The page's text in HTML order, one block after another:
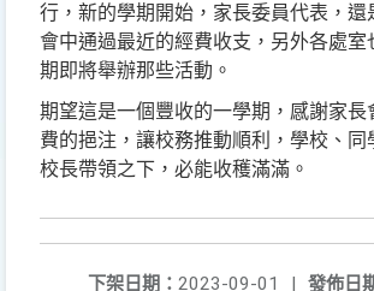
行，新的學期開始，家長委員代表，還
會中通過最近的經費收支，另外各處室
期即將舉辦那些活動。
期望這是一個豐收的一學期，感謝家長
費的挹注，讓校務推動順利，學校、同
校長帶領之下，必能收穫滿滿。
發佈日
下架日期： 2023-09-01
|